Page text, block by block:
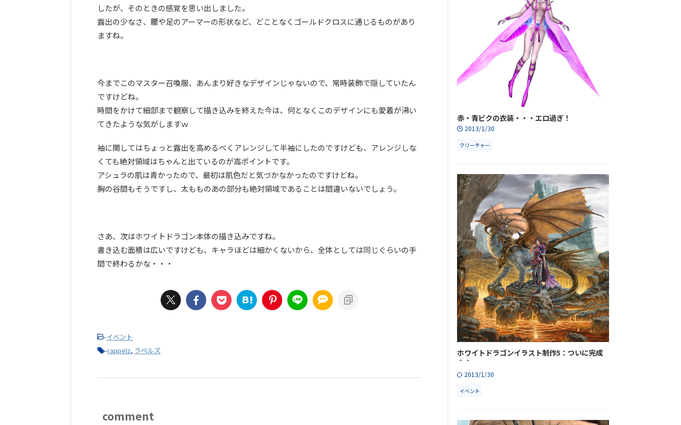
したが、そのときの感覚を思い出しました。
露出の少なさ、腰や足のアーマーの形状など、どことなくゴールドクロスに通じるものがあり
ますね。
今までこのマスター召喚服、あんまり好きなデザインじゃないので、常時装飾で隠していたん
ですけどね。
時間をかけて細部まで観察して描き込みを終えた今は、何となくこのデザインにも愛着が沸い
てきたような気がしますｗ
袖に関してはちょっと露出を高めるべくアレンジして半袖にしたのですけども、アレンジしな
くても絶対領域はちゃんと出ているのが高ポイントです。
アシュラの肌は青かったので、最初は肌色だと気づかなかったのですけどね。
胸の谷間もそうですし、太もものあの部分も絶対領域であることは間違いないでしょう。
さあ、次はホワイトドラゴン本体の描き込みですね。
書き込む面積は広いですけども、キャラほどは細かくないから、全体としては同じぐらいの手
間で終わるかな・・・
-イベント
-rappelz, ラペルズ
comment
赤・青ピクの衣装・・・エロ過ぎ！
2013/1/30
クリーチャー
ホワイトドラゴンイラスト制作5：ついに完成
＾＾
2013/1/30
イベント